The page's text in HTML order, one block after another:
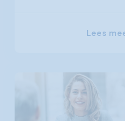
Lees